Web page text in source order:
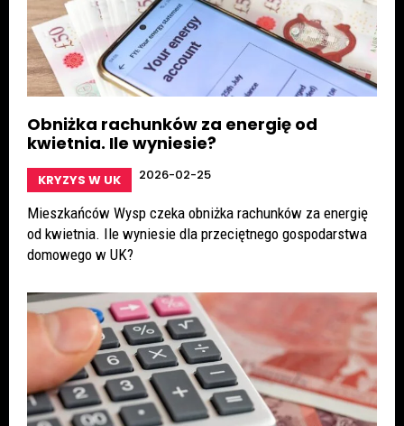
Obniżka rachunków za energię od
kwietnia. Ile wyniesie?
KRYZYS W UK 2026-02-25
Mieszkańców Wysp czeka obniżka rachunków za energię
od kwietnia. Ile wyniesie dla przeciętnego gospodarstwa
domowego w UK?